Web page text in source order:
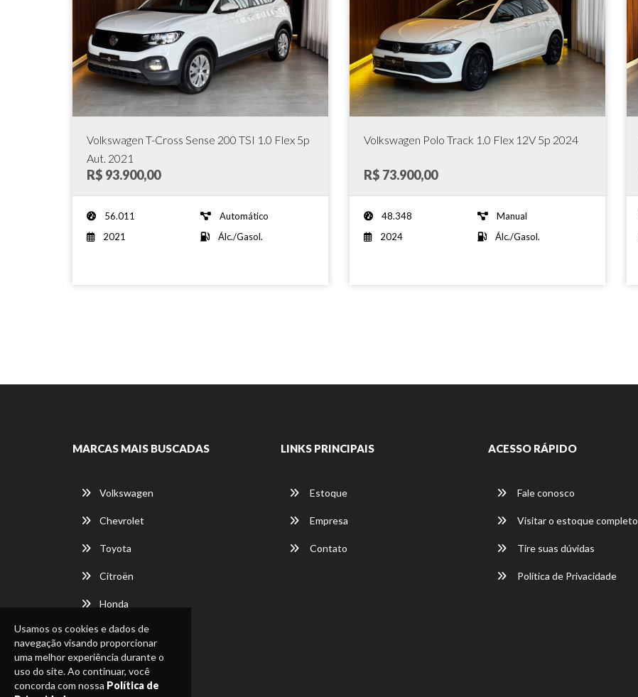
Usamos os cookies e dados de
navegação visando proporcionar
uma melhor experiência durante o
uso do site. Ao continuar, você
concorda com nossa Política de
Volkswagen T-Cross Sense 200 TSI 1.0 Flex 5p
Aut. 2021
R$ 93.900,00
56.011
Automático
2021
Álc./Gasol.
Volkswagen Polo Track 1.0 Flex 12V 5p 2024
R$ 73.900,00
48.348
Manual
2024
Álc./Gasol.
MARCAS MAIS BUSCADAS
Volkswagen
Chevrolet
Toyota
Citroën
Honda
LINKS PRINCIPAIS
Estoque
Empresa
Contato
ACESSO RÁPIDO
Fale conosco
Visitar o estoque completo
Tire suas dúvidas
Política de Privacidade